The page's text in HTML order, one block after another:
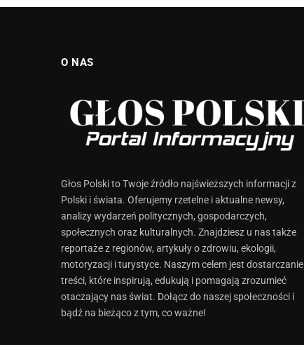
O NAS
Głos Polski to Twoje źródło najświeższych informacji z
Polski i świata. Oferujemy rzetelne i aktualne newsy,
analizy wydarzeń politycznych, gospodarczych,
społecznych oraz kulturalnych. Znajdziesz u nas także
reportaże z regionów, artykuły o zdrowiu, ekologii,
motoryzacji i turystyce. Naszym celem jest dostarczanie
treści, które inspirują, edukują i pomagają zrozumieć
otaczający nas świat. Dołącz do naszej społeczności i
bądź na bieżąco z tym, co ważne!